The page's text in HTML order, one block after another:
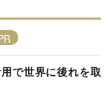
で世界に後れを取